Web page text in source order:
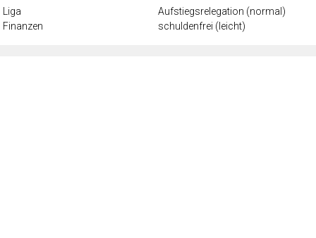
Liga
Aufstiegsrelegation (normal)
Finanzen
schuldenfrei (leicht)